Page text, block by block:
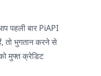
पहली बार PiAPI
तो भुगतान करने से
मुफ्त क्रेडिट